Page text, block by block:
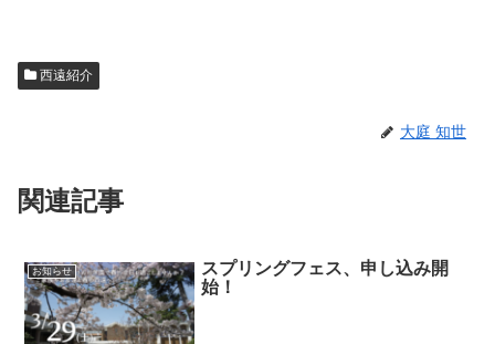
西遠紹介
大庭 知世
関連記事
お知らせ
スプリングフェス、申し込み開
始！